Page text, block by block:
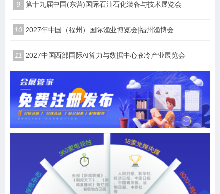
9 第十九届中国(东营)国际石油石化装备与技术展览会
10 2027年中国（福州）国际渔业博览会|福州渔博会
11 2027中国西部国际AI算力与数据中心液冷产业展览会